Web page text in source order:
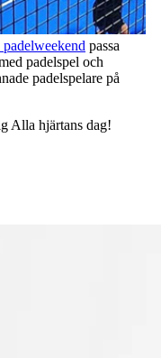
padelweekend passa
padelspel och
padelspelare på
Alla hjärtans dag!